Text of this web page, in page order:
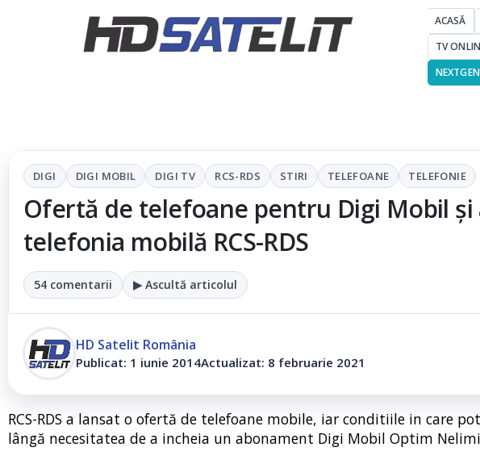
ACASĂ
TV
NEXTGEN
DIGI DIGI MOBIL DIGI TV RCS-RDS STIRI TELEFOANE TELEFONIE
Ofertă de telefoane pentru Digi Mobil
telefonia mobilă RCS-RDS
54 comentarii ▶ Ascultă articolul
HD Satelit România
Publicat: 1 iunie 2014Actualizat: 8 februarie 2021
RCS-RDS a lansat o ofertă de telefoane mobile, iar conditiile in care
lângă necesitatea de a incheia un abonament Digi Mobil Optim